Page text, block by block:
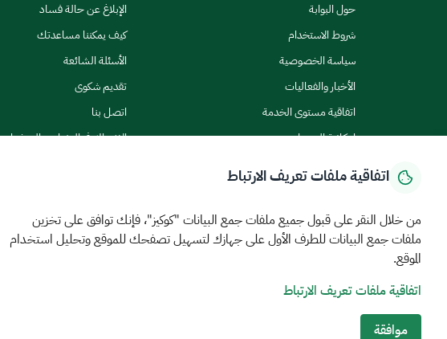
حول البوابة
شروط الاستخدام
سياسة الخصوصية
الأخبار والفعاليات
اتفاقية مستوى الخدمة
إمكانية الوصول
الإبلاغ عن حالة فساد
كيف يمكننا مساعدتك
الأسئلة الشائعة
تقديم شكوى
اتصل بنا
الاشتراك في النشرات والتحذيرات
MEWA©جميع الحقوق محفوظة 2026
اتفاقية ملفات تعريف الارتباط
من خلال النقر على قبول جميع ملفات جمع البيانات "كوكيز"، فإنك توافق على تخزين
ملفات جمع البيانات للطرف الأول على جهازك لتسهيل تصفحك للموقع وتحليل استخدام
الموقع.
اتفاقية ملفات تعريف الارتباط
موافقة